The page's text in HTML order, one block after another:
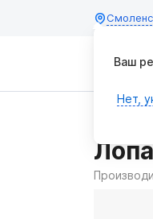
Ваш
Нет,